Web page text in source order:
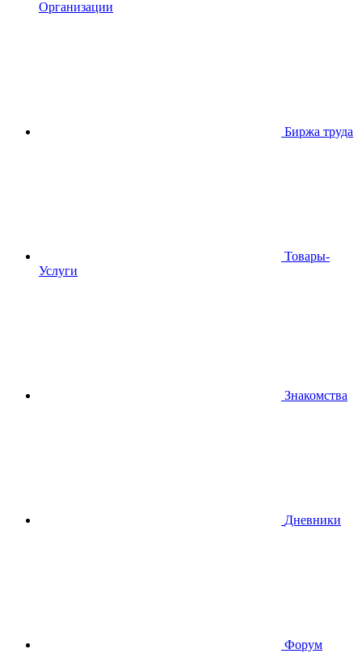
Организации
Биржа труда
Товары-
Услуги
Знакомства
Дневники
Форум